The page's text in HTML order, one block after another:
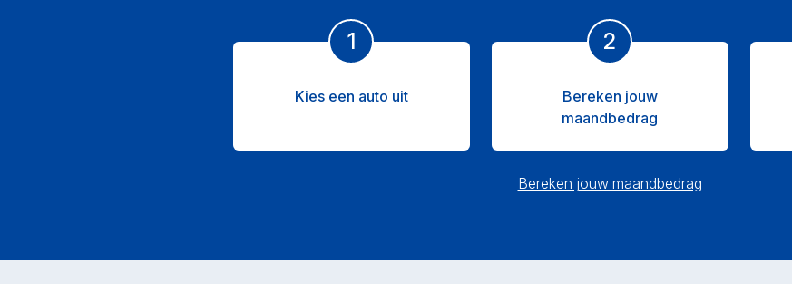
1
Kies een auto uit
2
Bereken jouw
maandbedrag
Bereken jouw maandbedrag